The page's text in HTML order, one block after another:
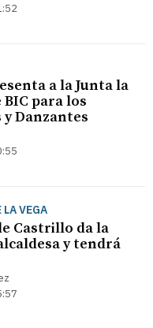
a la Junta la
para los
Danzantes
LA VEGA
Castrillo da la
y tendrá